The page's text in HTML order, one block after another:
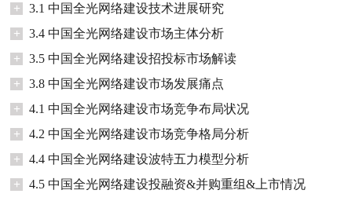
+
3.1 中国全光网络建设技术进展研究
+
3.4 中国全光网络建设市场主体分析
+
3.5 中国全光网络建设招投标市场解读
+
3.8 中国全光网络建设市场发展痛点
+
4.1 中国全光网络建设市场竞争布局状况
+
4.2 中国全光网络建设市场竞争格局分析
+
4.4 中国全光网络建设波特五力模型分析
+
4.5 中国全光网络建设投融资&并购重组&上市情况